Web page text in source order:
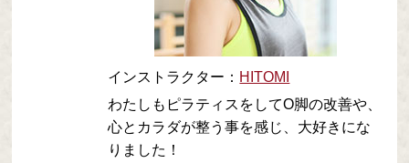
インストラクター： HITOMI
わたしもピラティスをしてO脚の改善や、
心とカラダが整う事を感じ、大好きにな
りました！